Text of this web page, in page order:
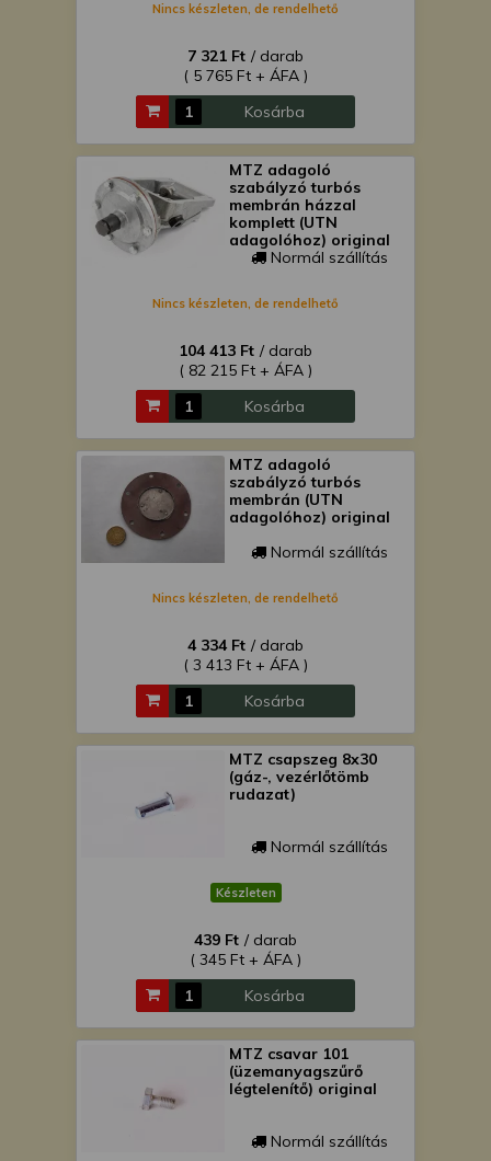
Nincs készleten, de rendelhető
7 321 Ft / darab
( 5 765 Ft + ÁFA )
Kosárba
MTZ adagoló
szabályzó turbós
membrán házzal
komplett (UTN
adagolóhoz) original
Normál szállítás
Nincs készleten, de rendelhető
104 413 Ft / darab
( 82 215 Ft + ÁFA )
Kosárba
MTZ adagoló
szabályzó turbós
membrán (UTN
adagolóhoz) original
Normál szállítás
Nincs készleten, de rendelhető
4 334 Ft / darab
( 3 413 Ft + ÁFA )
Kosárba
MTZ csapszeg 8x30
(gáz-, vezérlőtömb
rudazat)
Normál szállítás
Készleten
439 Ft / darab
( 345 Ft + ÁFA )
Kosárba
MTZ csavar 101
(üzemanyagszűrő
légtelenítő) original
Normál szállítás